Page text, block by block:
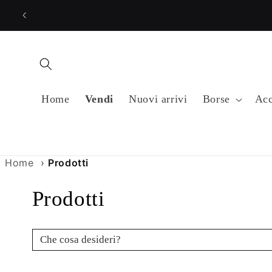
direttamente
Home Vendi Nuovi arrivi Borse
Home › Prodotti
C
o
l
Prodotti
Cerca prodotti